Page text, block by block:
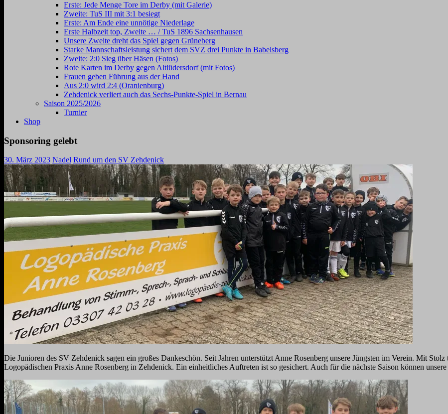
Erste: Jede Menge Tore im Derby (mit Galerie)
Zweite: TuS III mit 3:1 besiegt
Erste: Am Ende eine unnötige Niederlage
Erste Halbzeit top, Zweite … / TuS 1896 Sachsenhausen
Unsere Zweite dreht das Spiel gegen Grüneberg
Starke Mannschaftsleistung sichert dem SVZ drei Punkte in Babelsberg
Zweite: 2:0 Sieg über Häsen (Fotos)
Rote Karten im Derby gegen Altlüdersdorf (mit Fotos)
Frauen geben Führung aus der Hand
Aus 2:0 wird 2:4 (Oranienburg)
Zehdenick verliert auch das Sechs-Punkte-Spiel in Bernau
Saison 2025/2026
Turnier
Shop
Sponsoring gelebt
30. März 2023 Nadel Rund um den SV Zehdenick
Die Junioren des SV Zehdenick sagen ein großes Dankeschön. Seit Jahren unterstützt Anne Rosenberg unsere Jüngsten im Verein. Mit
Logopädischen Praxis Anne Rosenberg in Zehdenick. Ein einheitliches Auftreten ist so gesichert. Auch für die nächste Saison können